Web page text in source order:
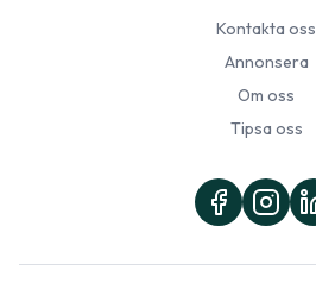
Kontakta oss
Annonsera
Om oss
Tipsa oss